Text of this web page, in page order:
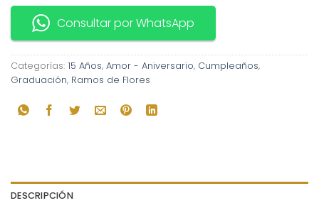
Consultar por WhatsApp
Categorías: 15 Años, Amor - Aniversario, Cumpleaños,
Graduación, Ramos de Flores
DESCRIPCIÓN